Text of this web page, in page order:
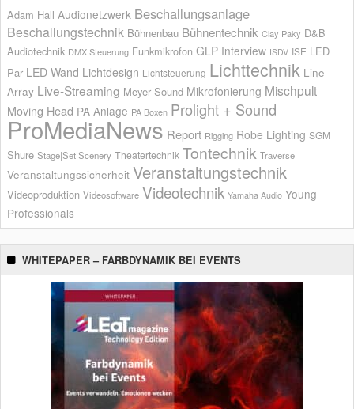
Adam Hall Audionetzwerk Beschallungsanlage
Beschallungstechnik Bühnenbau Bühnentechnik Clay Paky D&B
Audiotechnik DMX Steuerung Funkmikrofon GLP Interview ISDV ISE LED
Par LED Wand Lichtdesign Lichtsteuerung Lichttechnik Line
Array Live-Streaming Meyer Sound Mikrofonierung Mischpult
Moving Head PA Anlage PA Boxen Prolight + Sound
ProMediaNews Report Rigging Robe Lighting SGM
Shure Stage|Set|Scenery Theatertechnik Tontechnik Traverse
Veranstaltungssicherheit Veranstaltungstechnik
Videoproduktion Videosoftware Videotechnik Yamaha Audio Young
Professionals
WHITEPAPER – FARBDYNAMIK BEI EVENTS